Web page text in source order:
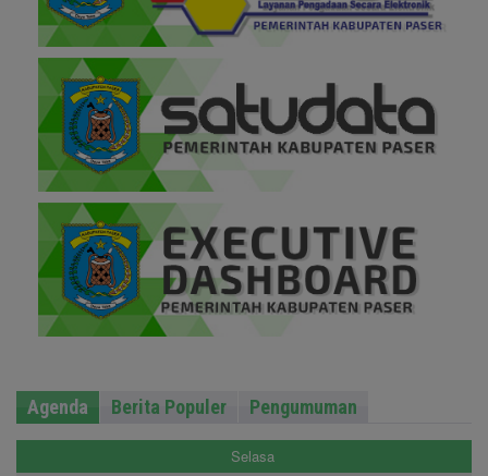
Agenda Berita Populer Pengumuman
Selasa